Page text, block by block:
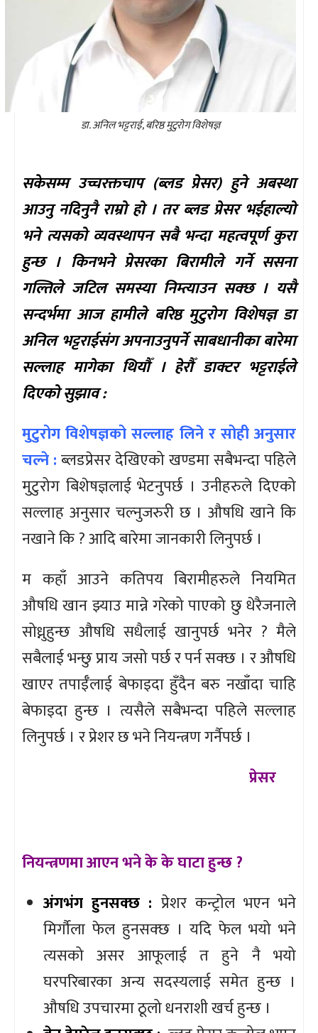
डा. अनिल भट्टराई, बरिष्ठ मुटुरोग विशेषज्ञ
सकेसम्म उच्चरक्तचाप (ब्लड प्रेसर) हुने अबस्था
आउनु नदिनुनै राम्रो हो । तर ब्लड प्रेसर भईहाल्यो
भने त्यसको व्यवस्थापन सबै भन्दा महत्वपूर्ण कुरा
हुन्छ । किनभने प्रेसरका बिरामीले गर्ने ससना
गल्तिले जटिल समस्या निम्त्याउन सक्छ । यसै
सन्दर्भमा आज हामीले बरिष्ठ मुटुरोग विशेषज्ञ डा
अनिल भट्टराईसंग अपनाउनुपर्ने साबधानीका बारेमा
सल्लाह मागेका थियौँ । हेरौँ डाक्टर भट्टराईले
दिएको सुझाव :
मुटुरोग विशेषज्ञको सल्लाह लिने र सोही अनुसार
चल्ने :ब्लडप्रेसर देखिएको खण्डमा सबैभन्दा पहिले
मुटुरोग बिशेषज्ञलाई भेटनुपर्छ । उनीहरुले दिएको
सल्लाह अनुसार चल्नुजरुरी छ । औषधि खाने कि
नखाने कि ? आदि बारेमा जानकारी लिनुपर्छ ।
म कहाँ आउने कतिपय बिरामीहरुले नियमित
औषधि खान झ्याउ मान्ने गरेको पाएको छु धेरैजनाले
सोध्नुहुन्छ औषधि सधैलाई खानुपर्छ भनेर ? मैले
सबैलाई भन्छु प्राय जसो पर्छ र पर्न सक्छ । र औषधि
खाएर तपाईँलाई बेफाइदा हुँदैन बरु नखाँदा चाहि
बेफाइदा हुन्छ । त्यसैले सबैभन्दा पहिले सल्लाह
लिनुपर्छ । र प्रेशर छ भने नियन्त्रण गर्नैपर्छ ।
प्रेसर
नियन्त्रणमा आएन भने के के घाटा हुन्छ ?
अंगभंग हुनसक्छ : प्रेशर कन्ट्रोल भएन भने
मिर्गौला फेल हुनसक्छ । यदि फेल भयो भने
त्यसको असर आफूलाई त हुने नै भयो
घरपरिबारका अन्य सदस्यलाई समेत हुन्छ ।
औषधि उपचारमा ठूलो धनराशी खर्च हुन्छ ।